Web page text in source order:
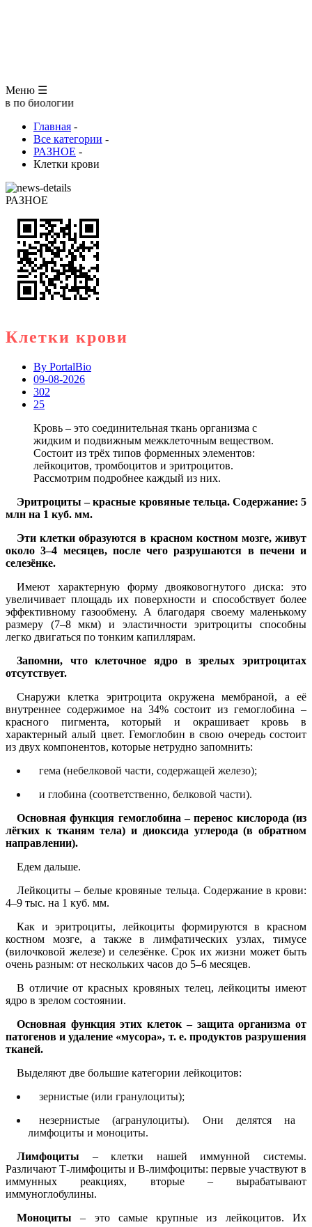
Меню ☰
Главная -
Все категории -
РАЗНОЕ -
Клетки крови
РАЗНОЕ
Клетки крови
By PortalBio
09-08-2026
302
25
Кровь – это соединительная ткань организма с
жидким и подвижным межклеточным веществом.
Состоит из трёх типов форменных элементов:
лейкоцитов, тромбоцитов и эритроцитов.
Рассмотрим подробнее каждый из них.
Эритроциты – красные кровяные тельца. Содержание: 5
млн на 1 куб. мм.
Эти клетки образуются в красном костном мозге, живут
около 3–4 месяцев, после чего разрушаются в печени и
селезёнке.
Имеют характерную форму двояковогнутого диска: это
увеличивает площадь их поверхности и способствует более
эффективному газообмену. А благодаря своему маленькому
размеру (7–8 мкм) и эластичности эритроциты способны
легко двигаться по тонким капиллярам.
Запомни, что клеточное ядро в зрелых эритроцитах
отсутствует.
Снаружи клетка эритроцита окружена мембраной, а её
внутреннее содержимое на 34% состоит из гемоглобина –
красного пигмента, который и окрашивает кровь в
характерный алый цвет. Гемоглобин в свою очередь состоит
из двух компонентов, которые нетрудно запомнить:
гема (небелковой части, содержащей железо);
и глобина (соответственно, белковой части).
Основная функция гемоглобина – перенос кислорода (из
лёгких к тканям тела) и диоксида углерода (в обратном
направлении).
Едем дальше.
Лейкоциты – белые кровяные тельца. Содержание в крови:
4–9 тыс. на 1 куб. мм.
Как и эритроциты, лейкоциты формируются в красном
костном мозге, а также в лимфатических узлах, тимусе
(вилочковой железе) и селезёнке. Срок их жизни может быть
очень разным: от нескольких часов до 5–6 месяцев.
В отличие от красных кровяных телец, лейкоциты имеют
ядро в зрелом состоянии.
Основная функция этих клеток – защита организма от
патогенов и удаление «мусора», т. е. продуктов разрушения
тканей.
Выделяют две большие категории лейкоцитов:
зернистые (или гранулоциты);
незернистые (агранулоциты). Они делятся на
лимфоциты и моноциты.
Лимфоциты – клетки нашей иммунной системы.
Различают Т-лимфоциты и В-лимфоциты: первые участвуют в
иммунных реакциях, вторые – вырабатывают
иммуноглобулины.
Моноциты – это самые крупные из лейкоцитов. Их